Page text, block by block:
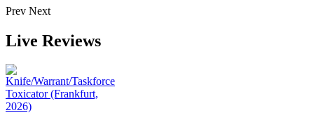
Prev Next
Live Reviews